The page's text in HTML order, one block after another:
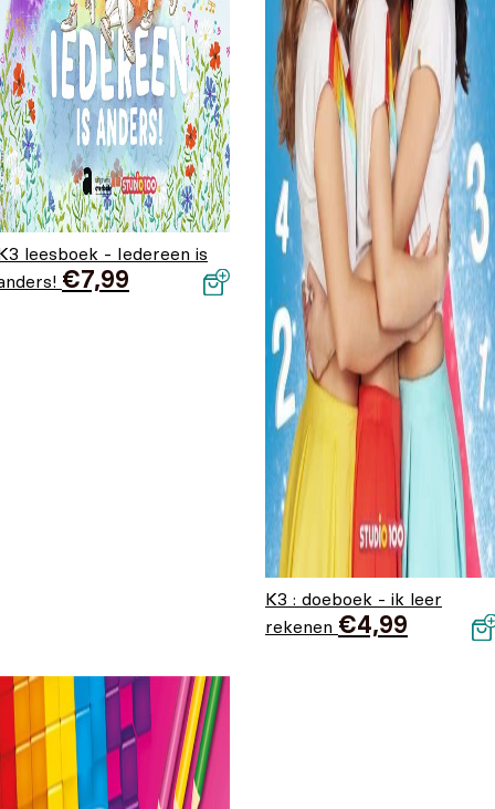
leesboek - Iedereen is
€7,99
K3 : doeboek - ik leer
rekenen €4,99